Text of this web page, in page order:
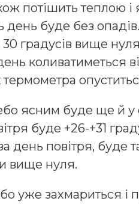
потішить теплою
день буде без
30 градусів вище
коливатиметься
ясним буде ще й у
буде +26-+31
день повітря, буде
вище нуля.
уже захмариться і